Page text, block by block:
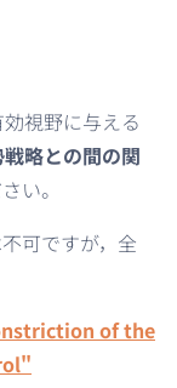
視野に与える
略との間の関
い。
可ですが，全
of the